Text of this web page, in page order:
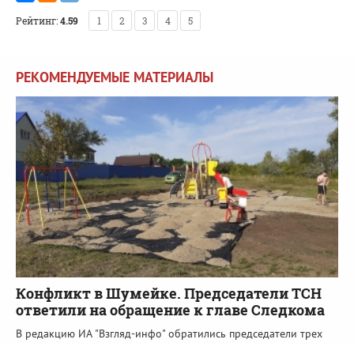
Рейтинг:4.59 1 2 3 4 5
РЕКОМЕНДУЕМЫЕ МАТЕРИАЛЫ
Конфликт в Шумейке. Председатели ТСН
ответили на обращение к главе Следкома
В редакцию ИА "Взгляд-инфо" обратились председатели трех